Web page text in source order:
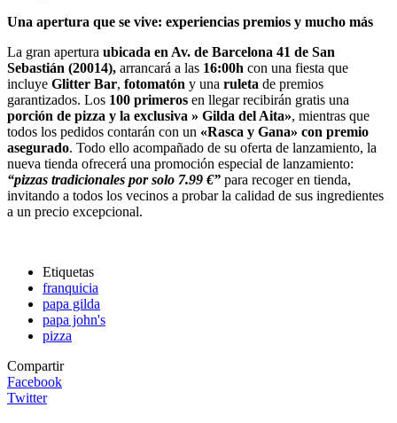
Una apertura que se vive: experiencias premios y mucho más
La gran apertura ubicada en Av. de Barcelona 41 de San
Sebastián (20014), arrancará a las 16:00h con una fiesta que
incluye Glitter Bar, fotomatón y una ruleta de premios
garantizados. Los 100 primeros en llegar recibirán gratis una
porción de pizza y la exclusiva » Gilda del Aita», mientras que
todos los pedidos contarán con un «Rasca y Gana» con premio
asegurado. Todo ello acompañado de su oferta de lanzamiento, la
nueva tienda ofrecerá una promoción especial de lanzamiento:
“pizzas tradicionales por solo 7.99 €” para recoger en tienda,
invitando a todos los vecinos a probar la calidad de sus ingredientes
a un precio excepcional.
Etiquetas
franquicia
papa gilda
papa john's
pizza
Compartir
Facebook
Twitter